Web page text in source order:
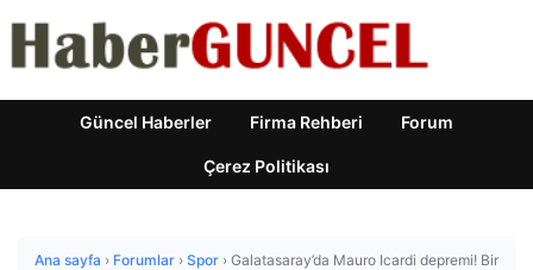
Güncel Haberler Firma Rehberi Forum
Çerez Politikası
Ana sayfa › Forumlar › Spor › Galatasaray’da Mauro Icardi depremi! Bir